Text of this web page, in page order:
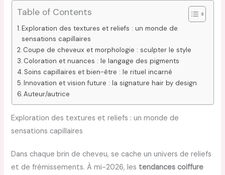
Table of Contents
Exploration des textures et reliefs : un monde de
sensations capillaires
Coupe de cheveux et morphologie : sculpter le style
Coloration et nuances : le langage des pigments
Soins capillaires et bien-être : le rituel incarné
Innovation et vision future : la signature hair by design
Auteur/autrice
Exploration des textures et reliefs : un monde de
sensations capillaires
Dans chaque brin de cheveu, se cache un univers de reliefs
et de frémissements. À mi-2026, les tendances coiffure